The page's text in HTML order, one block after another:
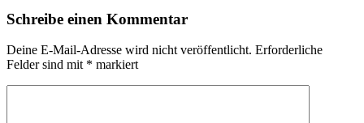
Schreibe einen Kommentar
Deine E-Mail-Adresse wird nicht veröffentlicht. Erforderliche
Felder sind mit * markiert